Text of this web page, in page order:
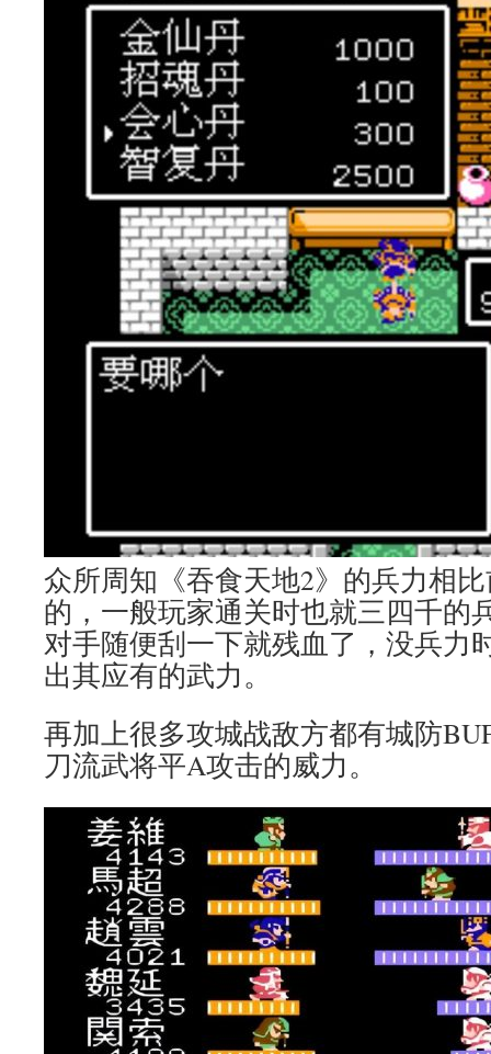
众所周知《吞食天地2》的兵力相
的，一般玩家通关时也就三四千的
对手随便刮一下就残血了，没兵力
出其应有的武力。
再加上很多攻城战敌方都有城防
刀流武将平A攻击的威力。